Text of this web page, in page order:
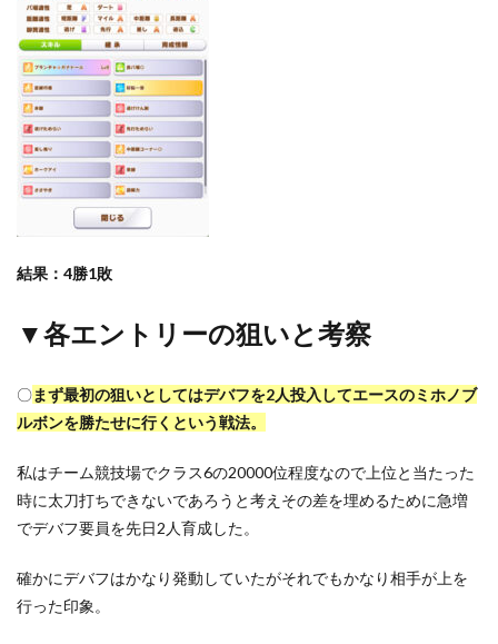
結果：4勝1敗
▼各エントリーの狙いと考察
〇まず最初の狙いとしてはデバフを2人投入してエースのミホノブ
ルボンを勝たせに行くという戦法。
私はチーム競技場でクラス6の20000位程度なので上位と当たった
時に太刀打ちできないであろうと考えその差を埋めるために急増
でデバフ要員を先日2人育成した。
確かにデバフはかなり発動していたがそれでもかなり相手が上を
行った印象。